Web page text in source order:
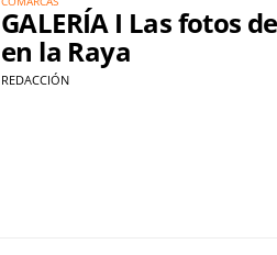
GALERÍA I Las fotos
en la Raya
REDACCIÓN